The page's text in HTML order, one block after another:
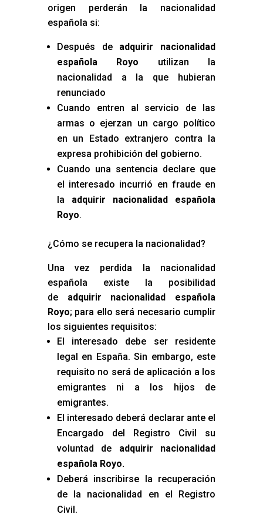
origen perderán la nacionalidad
española si:
Después de adquirir nacionalidad
española Royo utilizan la
nacionalidad a la que hubieran
renunciado
Cuando entren al servicio de las
armas o ejerzan un cargo político
en un Estado extranjero contra la
expresa prohibición del gobierno.
Cuando una sentencia declare que
el interesado incurrió en fraude en
la adquirir nacionalidad española
Royo.
¿Cómo se recupera la nacionalidad?
Una vez perdida la nacionalidad
española existe la posibilidad
de adquirir nacionalidad española
Royo; para ello será necesario cumplir
los siguientes requisitos:
El interesado debe ser residente
legal en España. Sin embargo, este
requisito no será de aplicación a los
emigrantes ni a los hijos de
emigrantes.
El interesado deberá declarar ante el
Encargado del Registro Civil su
voluntad de adquirir nacionalidad
española Royo.
Deberá inscribirse la recuperación
de la nacionalidad en el Registro
Civil.